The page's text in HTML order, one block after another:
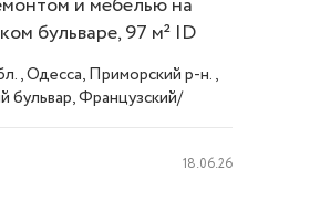
бульваре, 97 м² ID
Одесса, Приморский р-н.,
бульвар, Французский/
18.06.26